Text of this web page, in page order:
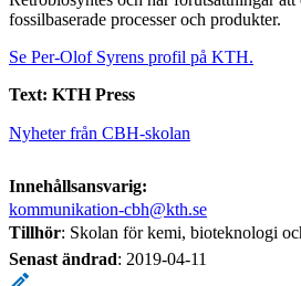
fossilbaserade processer och produkter.
Se Per-Olof Syrens profil på KTH.
Text: KTH Press
Nyheter från CBH-skolan
Innehållsansvarig:
kommunikation-cbh@kth.se
Tillhör: Skolan för kemi, bioteknologi
Senast ändrad: 2019-04-11